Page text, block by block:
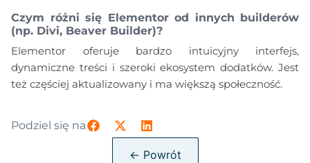
Czym różni się Elementor od innych builderów
(np. Divi, Beaver Builder)?
Elementor oferuje bardzo intuicyjny interfejs,
dynamiczne treści i szeroki ekosystem dodatków. Jest
też częściej aktualizowany i ma większą społeczność.
Podziel się na
← Powrót